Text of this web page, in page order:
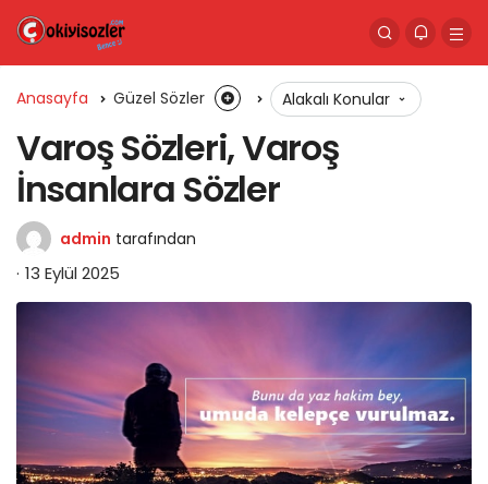
Anasayfa Güzel Sözler Alakalı Konular
Varoş Sözleri, Varoş
İnsanlara Sözler
admin tarafından
13 Eylül 2025